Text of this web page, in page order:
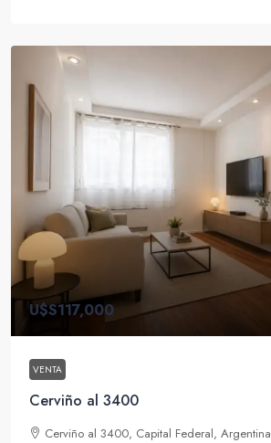
U$S117,000
VENTA
Cerviño al 3400
Cerviño al 3400, Capital Federal, Argentina